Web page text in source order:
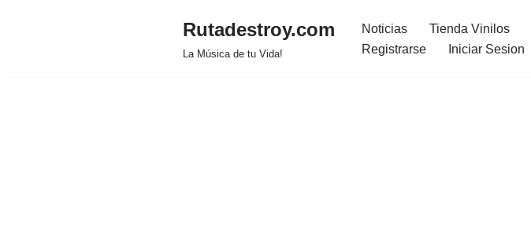
Rutadestroy.com
La Música de tu Vida!
Noticias Tienda Vinilos
Registrarse
Iniciar Sesion